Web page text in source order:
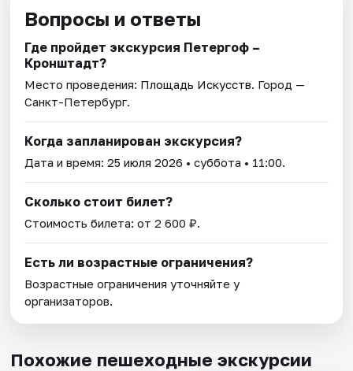
Вопросы и ответы
Где пройдет экскурсия Петергоф –
Кронштадт?
Место проведения: Площадь Искусств. Город —
Санкт-Петербург.
Когда запланирован экскурсия?
Дата и время:25 июля 2026 • суббота • 11:00.
Сколько стоит билет?
Стоимость билета: от 2 600 ₽.
Есть ли возрастные ограничения?
Возрастные ограничения уточняйте у
организаторов.
Похожие пешеходные экскурсии